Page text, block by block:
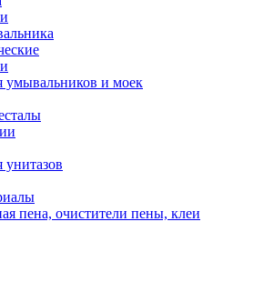
и моек
пена, очистители пены, клеи